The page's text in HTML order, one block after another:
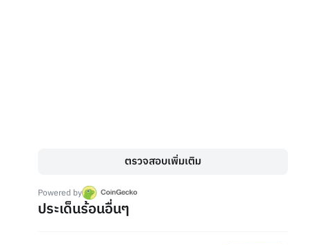
ตรวจสอบเพิ่มเติม
Powered by
ประเด็นร้อนอื่นๆ